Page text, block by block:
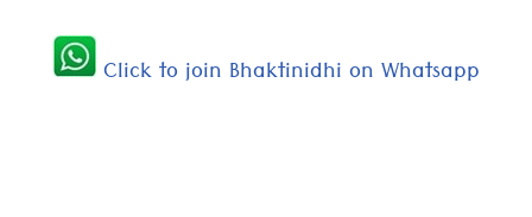
Click to join Bhaktinidhi on Whatsapp